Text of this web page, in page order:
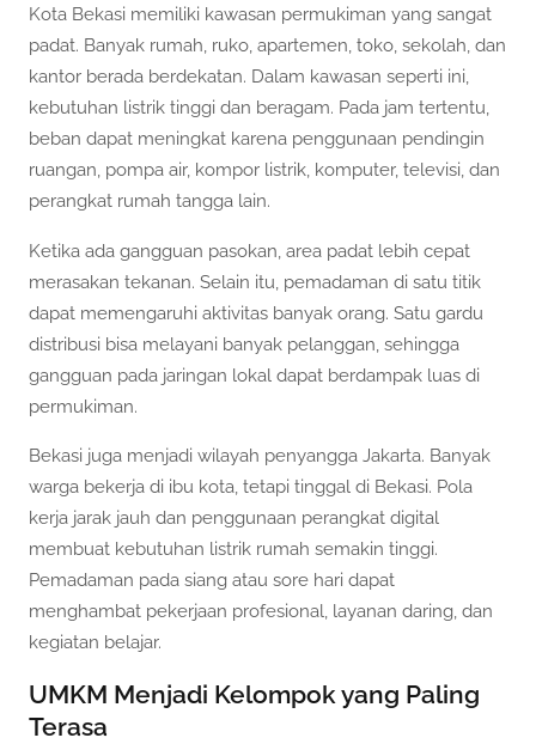
Kota Bekasi memiliki kawasan permukiman yang sangat
padat. Banyak rumah, ruko, apartemen, toko, sekolah, dan
kantor berada berdekatan. Dalam kawasan seperti ini,
kebutuhan listrik tinggi dan beragam. Pada jam tertentu,
beban dapat meningkat karena penggunaan pendingin
ruangan, pompa air, kompor listrik, komputer, televisi, dan
perangkat rumah tangga lain.
Ketika ada gangguan pasokan, area padat lebih cepat
merasakan tekanan. Selain itu, pemadaman di satu titik
dapat memengaruhi aktivitas banyak orang. Satu gardu
distribusi bisa melayani banyak pelanggan, sehingga
gangguan pada jaringan lokal dapat berdampak luas di
permukiman.
Bekasi juga menjadi wilayah penyangga Jakarta. Banyak
warga bekerja di ibu kota, tetapi tinggal di Bekasi. Pola
kerja jarak jauh dan penggunaan perangkat digital
membuat kebutuhan listrik rumah semakin tinggi.
Pemadaman pada siang atau sore hari dapat
menghambat pekerjaan profesional, layanan daring, dan
kegiatan belajar.
UMKM Menjadi Kelompok yang Paling
Terasa